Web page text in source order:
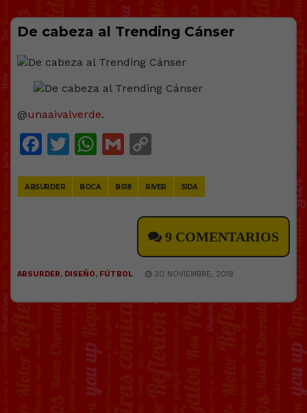
De cabeza al Trending Cánser
@unaaivalverde.
Facebook
Twitter
WhatsApp
Gmail
ABSURDER BOCA BS18 RIVER SIDA
9 COMENTARIOS
ABSURDER, DISEÑO, FÚTBOL 30 NOVIEMBRE, 2018